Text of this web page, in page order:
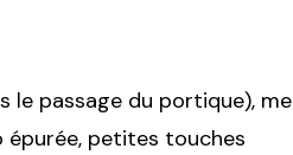
le passage du portique), me
épurée, petites touches